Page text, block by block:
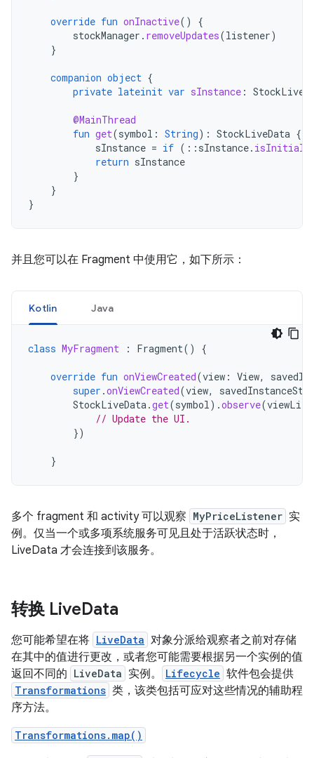
override fun onInactive()
{
stockManager . removeUpdates(listener)
}
companion object {
private lateinit var sInstance :
@MainThread
fun get(symbol : String): StockLiveData {
sInstance = if ( :: sInstance.
return sInstance
}
}
}
并且您可以在 Fragment 中使用它，如下所示：
Kotlin Java
class MyFragment : Fragment() {
override fun onViewCreated(view : View,
super .onViewCreated(view,
StockLiveData.get(symbol).observe(
// Update the UI.
})
}
多个 fragment 和 activity 可以观察 MyPriceListener 实
例。仅当一个或多项系统服务可见且处于活跃状态时，
LiveData 才会连接到该服务。
转换 LiveData
您可能希望在将 LiveData 对象分派给观察者之前对存储
在其中的值进行更改，或者您可能需要根据另一个实例的值
返回不同的 LiveData 实例。 Lifecycle 软件包会提供
Transformations 类，该类包括可应对这些情况的辅助程
序方法。
Transformations.map()